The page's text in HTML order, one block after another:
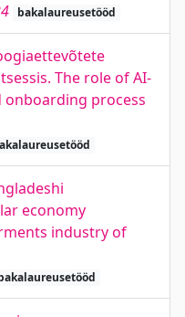
bakalaureusetööd
The role of AI-
process
economy
industry of